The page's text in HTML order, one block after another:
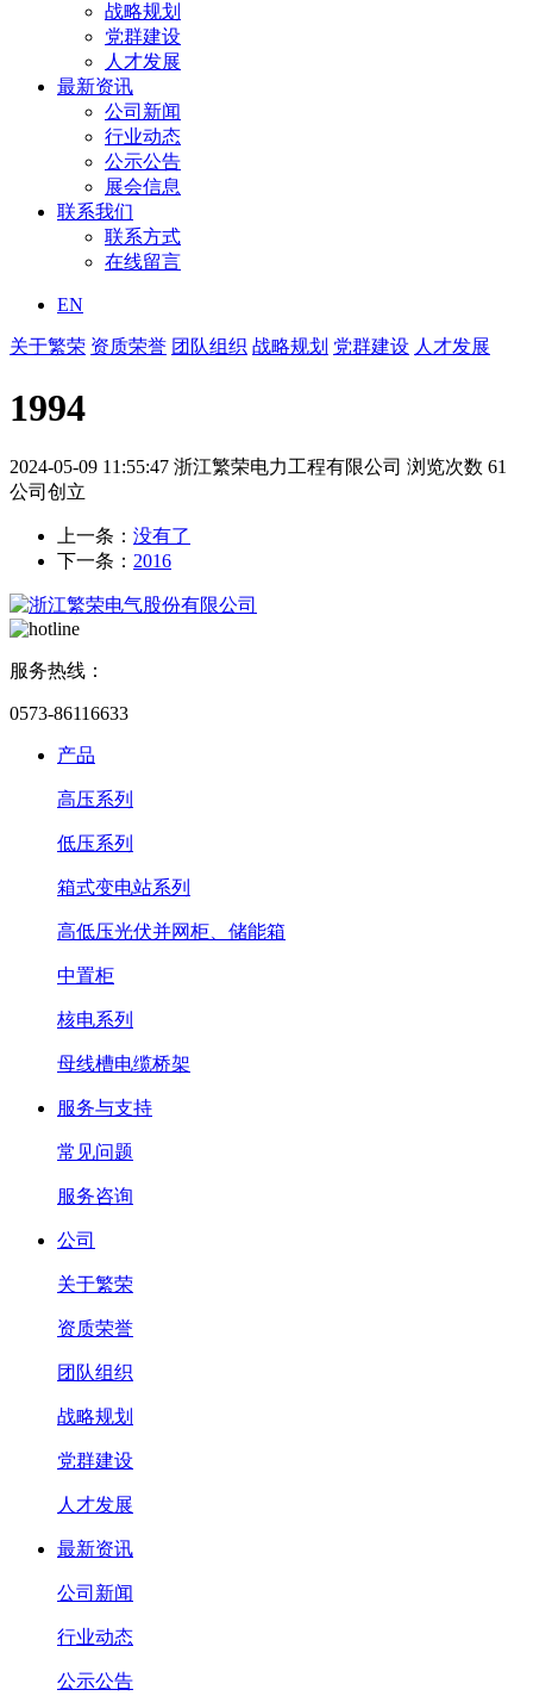
战略规划
党群建设
人才发展
最新资讯
公司新闻
行业动态
公示公告
展会信息
联系我们
联系方式
在线留言
EN
关于繁荣 资质荣誉 团队组织 战略规划 党群建设 人才发展
1994
2024-05-09 11:55:47 浙江繁荣电力工程有限公司 浏览次数 61
公司创立
上一条： 没有了
下一条： 2016
服务热线：
0573-86116633
产品
高压系列
低压系列
箱式变电站系列
高低压光伏并网柜、储能箱
中置柜
核电系列
母线槽电缆桥架
服务与支持
常见问题
服务咨询
公司
关于繁荣
资质荣誉
团队组织
战略规划
党群建设
人才发展
最新资讯
公司新闻
行业动态
公示公告